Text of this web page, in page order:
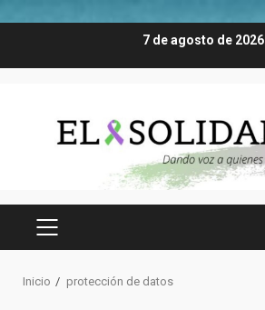
7 de agosto de 2026
MENÚ
Inicio protección de datos